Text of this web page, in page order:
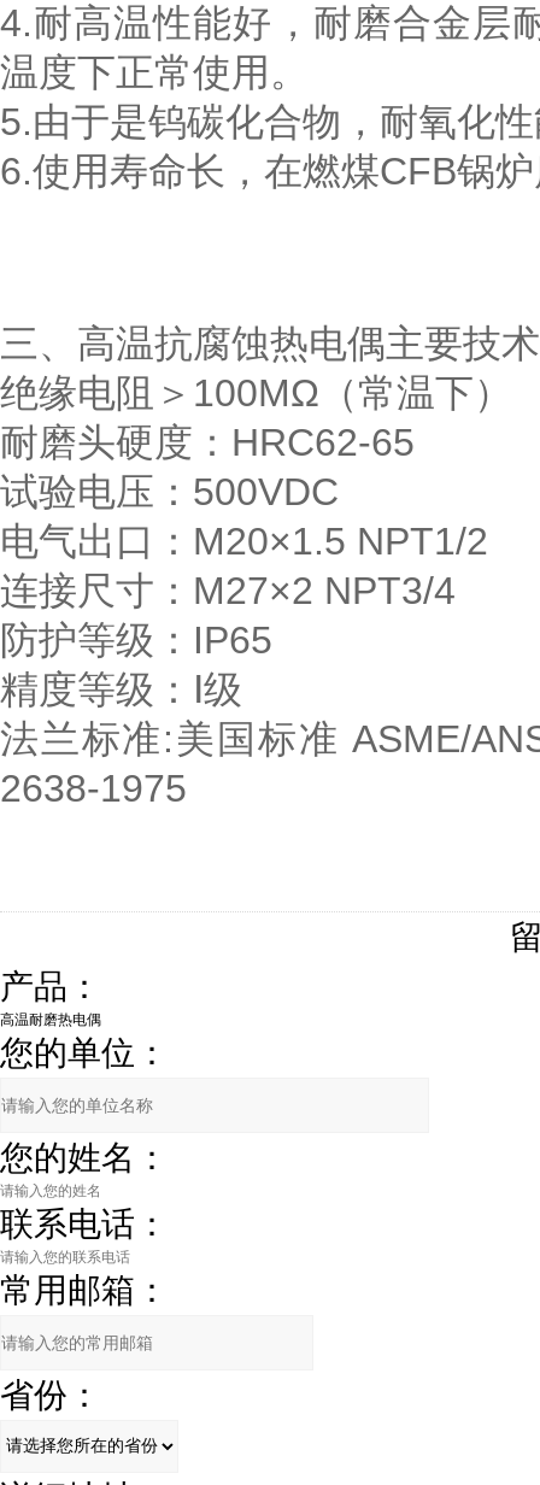
4.耐高温性能好，耐磨合金
温度下正常使用。
5.由于是钨碳化合物，耐氧化
6.使用寿命长，在燃煤CFB锅
三、高温抗腐蚀热电偶主要技
绝缘电阻＞100MΩ（常温下）
耐磨头硬度：HRC62-65
试验电压：500VDC
电气出口：M20×1.5 NPT1/2
连接尺寸：M27×2 NPT3/4
防护等级：IP65
精度等级：Ⅰ级
法兰标准:美国标准 ASME/
2638-1975
产品：
您的单位：
您的姓名：
联系电话：
常用邮箱：
省份：